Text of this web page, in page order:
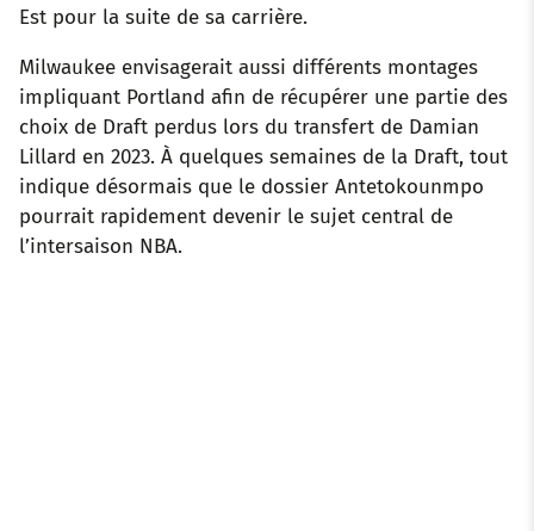
Est pour la suite de sa carrière.
Milwaukee envisagerait aussi différents montages
impliquant Portland afin de récupérer une partie des
choix de Draft perdus lors du transfert de Damian
Lillard en 2023. À quelques semaines de la Draft, tout
indique désormais que le dossier Antetokounmpo
pourrait rapidement devenir le sujet central de
l’intersaison NBA.